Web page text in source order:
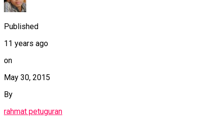
Published
11 years ago
on
May 30, 2015
By
rahmat petuguran